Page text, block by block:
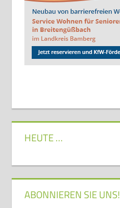
HEUTE …
ABONNIEREN SIE UNS!